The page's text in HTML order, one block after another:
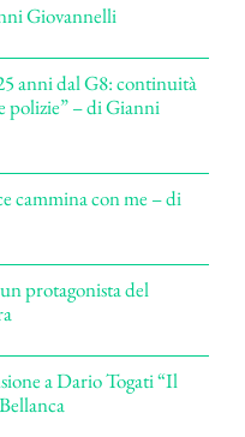
Giovannelli
anni dal G8: continuità
polizie” – di Gianni
cammina con me – di
protagonista del
a Dario Togati “Il